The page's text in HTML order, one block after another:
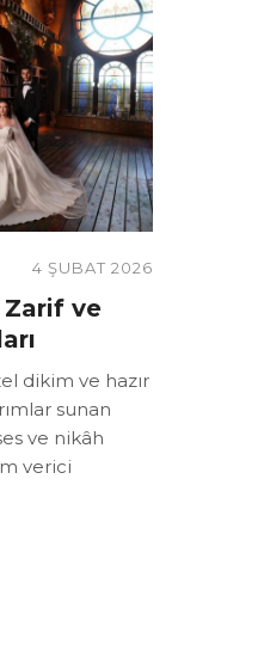
4 ŞUBAT 2026
Zarif ve
dikim ve hazır
sunan
ve nikâh
verici